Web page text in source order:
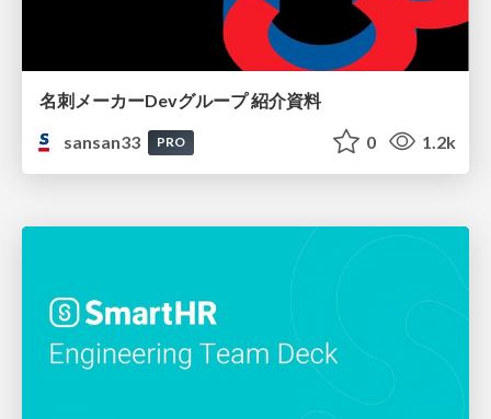
名刺メーカーDevグループ 紹介資料
sansan33
PRO 0 1.2k